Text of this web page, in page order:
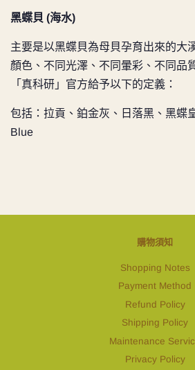
黑蝶貝 (海水)
主要是以黑蝶貝為母貝孕育出來的大
顏色、不同光澤、不同暈彩、不同品
「真科研」官方給予以下的定義：
包括：拉貢、鉑金灰、日落黑、黑蝶
Blue
購物須知
Shopping Notes
Payment Method
Refund Policy
Shipping Policy
Maintenance
Privacy Policy